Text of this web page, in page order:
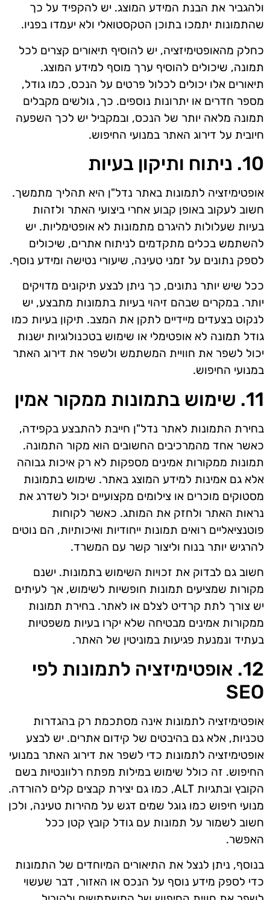
ולהגביר את הבנת המידע המוצג. יש להקפיד על כך
שהתמונות יתמכו בתוכן הטקסטואלי ולא יעמדו בפניו.
כחלק מהאופטימיזציה, יש להוסיף תיאורים קצרים לכל
תמונה, שיכולים להוסיף ערך מוסף למידע המוצג.
תיאורים אלו יכולים לכלול פרטים על הנכס, כמו גודל,
מספר חדרים או יתרונות נוספים. כך, גולשים מקבלים
תמונה מלאה יותר של הנכס, ובמקביל יש לכך השפעה
חיובית על דירוג האתר במנועי החיפוש.
10. ניתוח ותיקון בעיות
אופטימיזציה לתמונות באתר נדל"ן היא תהליך מתמשך.
חשוב לעקוב באופן קבוע אחרי ביצועי האתר ולזהות
בעיות שעלולות להיגרם מתמונות לא אופטימליות. יש
להשתמש בכלים מתקדמים לניתוח אתרים, שיכולים
לספק נתונים על זמני טעינה, שיעורי נטישה ומידע נוסף.
ככל שיש יותר נתונים, כך ניתן לבצע תיקונים מדויקים
יותר. במקרים שבהם זיהוי בעיות בתמונות מתבצע, יש
לנקוט בצעדים מיידיים לתקן את המצב. תיקון בעיות כמו
גודל תמונה לא אופטימלי או שימוש בטכנולוגיות ישנות
יכול לשפר את חוויית המשתמש ולשפר את דירוג האתר
במנועי החיפוש.
11. שימוש בתמונות ממקור אמין
בחירת התמונות לאתר נדל"ן חייבת להתבצע בקפידה,
כאשר אחד מהמרכיבים החשובים הוא מקור התמונה.
תמונות ממקורות אמינים מספקות לא רק איכות גבוהה
אלא גם אמינות למידע המוצג באתר. שימוש בתמונות
מסטוקים מוכרים או צילומים מקצועיים יכול לשדרג את
נראות האתר ולחזק את המותג. כאשר לקוחות
פוטנציאליים רואים תמונות ייחודיות ואיכותיות, הם נוטים
להרגיש יותר בנוח וליצור קשר עם המשרד.
חשוב גם לבדוק את זכויות השימוש בתמונות. ישנם
מקורות שמציעים תמונות חופשיות לשימוש, אך לעיתים
יש צורך לתת קרדיט לצלם או לאתר. בחירת תמונות
ממקורות אמינים מבטיחה שלא יקרו בעיות משפטיות
בעתיד ונמנעת פגיעות במוניטין של האתר.
12. אופטימיזציה לתמונות לפי
SEO
אופטימיזציה לתמונות אינה מסתכמת רק בהגדרות
טכניות, אלא גם בהיבטים של קידום אתרים. יש לבצע
אופטימיזציה לתמונות כדי לשפר את דירוג האתר במנועי
החיפוש. זה כולל שימוש במילות מפתח רלוונטיות בשם
הקובץ ובתגיות ALT, כמו גם יצירת קבצים קלים להורדה.
מנועי חיפוש כמו גוגל שמים דגש על מהירות טעינה, ולכן
חשוב לשמור על תמונות עם גודל קובץ קטן ככל
האפשר.
בנוסף, ניתן לנצל את התיאורים המיוחדים של התמונות
כדי לספק מידע נוסף על הנכס או האזור, דבר שעשוי